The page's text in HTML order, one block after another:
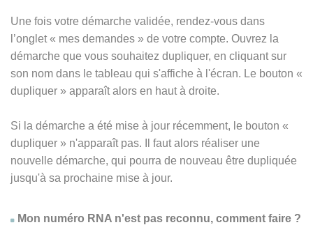
Une fois votre démarche validée, rendez-vous dans
l’onglet « mes demandes » de votre compte. Ouvrez la
démarche que vous souhaitez dupliquer, en cliquant sur
son nom dans le tableau qui s'affiche à l'écran. Le bouton «
dupliquer » apparaît alors en haut à droite.
Si la démarche a été mise à jour récemment, le bouton «
dupliquer » n'apparaît pas. Il faut alors réaliser une
nouvelle démarche, qui pourra de nouveau être dupliquée
jusqu'à sa prochaine mise à jour.
Mon numéro RNA n'est pas reconnu, comment faire ?